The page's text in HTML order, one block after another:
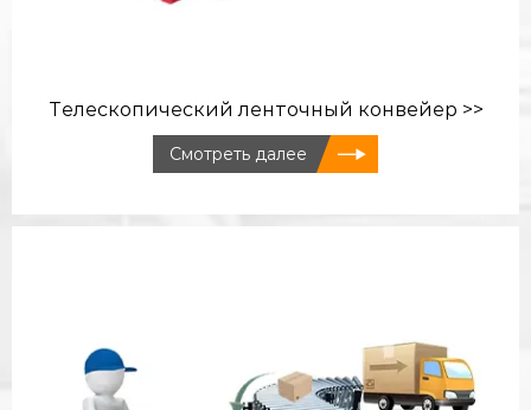
Телескопический ленточный конвейер >>
Смотреть далее